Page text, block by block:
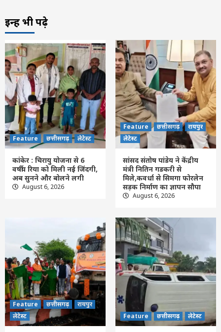
6
दिखाएंगी दम
7
Feature छत्तीसगढ़ लेटेस्ट
उप मुख्यमंत्री विजय शर्मा ने राष्ट्रपति भवन से
आमंत्रण मिलने पर रेणुका गोस्वामी को दी बधाई
Feature छत्तीसगढ़ लेटेस्ट
कांकेर : चिरायु योजना से 6 वर्षीय रिया को मिली नई
जिंदगी, अब सुनने और बोलने लगी
Feature छत्तीसगढ़ लेटेस्ट
सांसद संतोष पांडेय ने केंद्रीय मंत्री नितिन गडकरी से
मिले,कवर्धा से सिमगा फोरलेन सड़क निर्माण का
3
छत्तीसगढ़ रायपुर लेटेस्ट
रामलला दर्शन योजना: सीएम साय की रामलला
दर्शन योजना से बुजुर्गों, महिलाओं एवं आर्थिक रूप
से कमजोर परिवारों का वर्षों पुराना सपना हो रहा
साकार
4
Feature छत्तीसगढ़ लेटेस्ट
बलौदाबाजार में बड़ा सड़क हादसा, गड्ढे में उछली
एम्बुलेंस, 6 लोग घायल
इन्हें भी पढ़े
Feature छत्तीसगढ़ लेटेस्ट
कांकेर : चिरायु योजना से 6
वर्षीय रिया को मिली नई जिंदगी,
अब सुनने और बोलने लगी
August 6, 2026
Feature छत्तीसगढ़
रायपुर
लेटेस्ट
सांसद संतोष पांडेय ने केंद्रीय
मंत्री नितिन गडकरी से
मिले,कवर्धा से सिमगा फोरलेन
सड़क निर्माण का ज्ञापन सौपा
August 6, 2026
Feature छत्तीसगढ़
रायपुर
लेटेस्ट
Feature छत्तीसगढ़ लेटेस्ट